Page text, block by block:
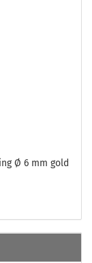
Ø 6 mm gold